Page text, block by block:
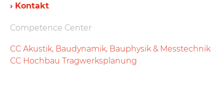
› Kontakt
Competence Center
CC Akustik, Baudynamik, Bauphysik & Messtechnik
CC Hochbau Tragwerksplanung